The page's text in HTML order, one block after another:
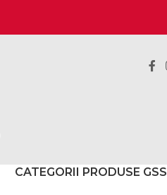
CATEGORII PRODUSE GSS